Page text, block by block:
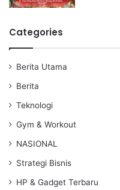
Categories
Berita Utama
Berita
Teknologi
Gym & Workout
NASIONAL
Strategi Bisnis
HP & Gadget Terbaru